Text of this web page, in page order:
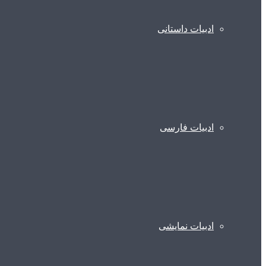
ادبیات داستانی
ادبیات فارسی
ادبیات نمایشی